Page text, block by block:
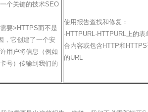
个关键的技术SEO
要>HTTPS而不是
，它创建了一个安
用户将信息（例如
号）传输到我们的
使用报告查找和修复：
·HTTPURL·HTTPURL上的表
合内容或包含HTTP和
的URL